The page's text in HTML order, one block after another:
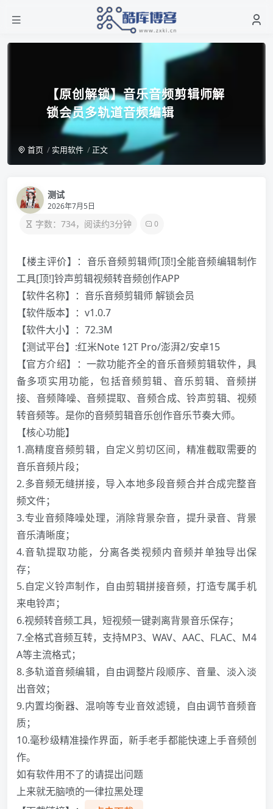
【原创解锁】音乐音频剪辑师解
锁会员多轨道音频编辑
首页 实用软件 正文
测试
2026年7月5日
字数：734，阅读约3分钟 0
【楼主评价】：音乐音频剪辑师[顶!]全能音频编辑制作
工具[顶!]铃声剪辑视频转音频创作APP
【软件名称】：音乐音频剪辑师 解锁会员
【软件版本】：v1.0.7
【软件大小】：72.3M
【测试平台】:红米Note 12T Pro/澎湃2/安卓15
【官方介绍】：一款功能齐全的音乐音频剪辑软件，具
备多项实用功能，包括音频剪辑、音乐剪辑、音频拼
接、音频降噪、音频提取、音频合成、铃声剪辑、视频
转音频等。是你的音频剪辑音乐创作音乐节奏大师。
【核心功能】
1.高精度音频剪辑，自定义剪切区间，精准截取需要的
音乐音频片段；
2.多音频无缝拼接，导入本地多段音频合并合成完整音
频文件；
3.专业音频降噪处理，消除背景杂音，提升录音、背景
音乐清晰度；
4.音轨提取功能，分离各类视频内音频并单独导出保
存；
5.自定义铃声制作，自由剪辑拼接音频，打造专属手机
来电铃声；
6.视频转音频工具，短视频一键剥离背景音乐保存；
7.全格式音频互转，支持MP3、WAV、AAC、FLAC、M4
A等主流格式；
8.多轨道音频编辑，自由调整片段顺序、音量、淡入淡
出音效；
9.内置均衡器、混响等专业音效滤镜，自由调节音频音
质；
10.毫秒级精准操作界面，新手老手都能快速上手音频创
作。
如有软件用不了的请提出问题
上来就无脑喷的一律拉黑处理